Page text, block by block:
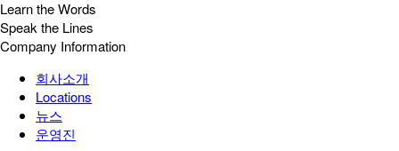
Learn the Words
Speak the Lines
Company Information
회사소개
Locations
뉴스
운영진